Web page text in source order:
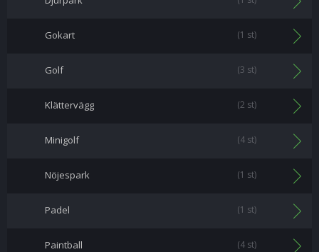
Gokart (1 st)
Golf (3 st)
Klättervägg (2 st)
Minigolf (4 st)
Nöjespark (1 st)
Padel (1 st)
Paintball (4 st)